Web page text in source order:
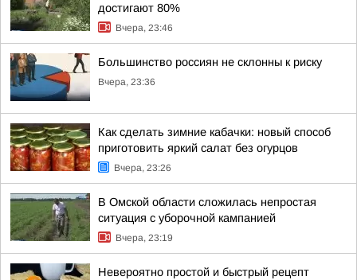
достигают 80%
Вчера, 23:46
Большинство россиян не склонны к риску
Вчера, 23:36
Как сделать зимние кабачки: новый способ
приготовить яркий салат без огурцов
Вчера, 23:26
В Омской области сложилась непростая
ситуация с уборочной кампанией
Вчера, 23:19
Невероятно простой и быстрый рецепт